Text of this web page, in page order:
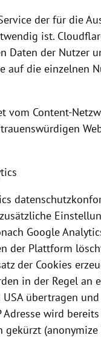
der für die
ist. C
Daten der Nutzer
auf die einzelnen
vom Content-
Google
der Plattform
der Cookies
in der Regel an
USA übertragen
Adresse wird
(anonymize